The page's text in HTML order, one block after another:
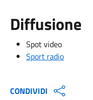
Diffusione
Spot video
Sport radio
CONDIVIDI